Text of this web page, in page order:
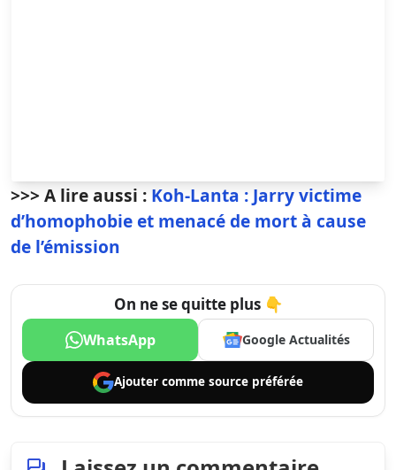
>>> A lire aussi : Koh-Lanta : Jarry victime
d’homophobie et menacé de mort à cause
de l’émission
On ne se quitte plus 👇
WhatsApp Google Actualités
Ajouter comme source préférée